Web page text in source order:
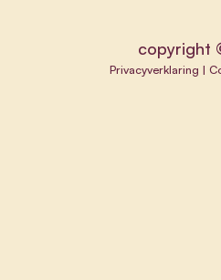
copyright
Privacyverklaring |